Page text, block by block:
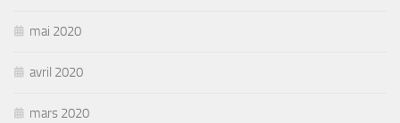
mai 2020
avril 2020
mars 2020